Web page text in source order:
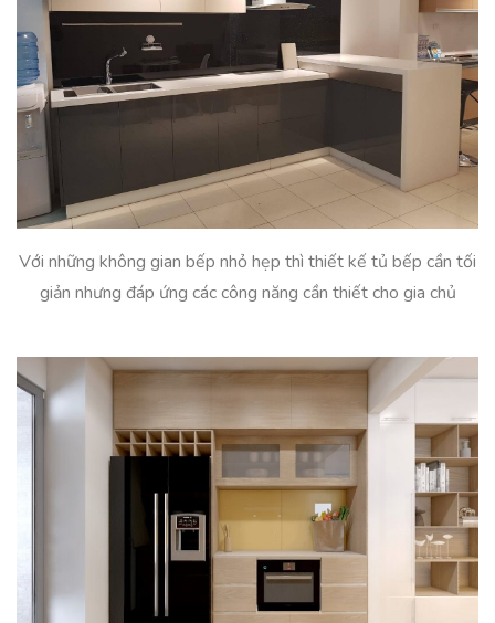
Với những không gian bếp nhỏ hẹp thì thiết kế tủ bếp cần tối
giản nhưng đáp ứng các công năng cần thiết cho gia chủ